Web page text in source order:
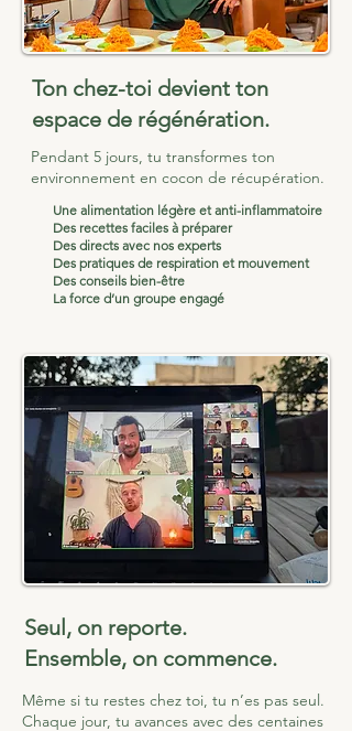
Ton chez-toi devient ton
espace de régénération.
Pendant 5 jours, tu transformes ton
environnement en cocon de récupération.
Une alimentation légère et anti-inflammatoire
Des recettes faciles à préparer
Des directs avec nos experts
Des pratiques de respiration et mouvement
Des conseils bien-être
La force d’un groupe engagé
Seul, on reporte.
Ensemble, on commence.
Même si tu restes chez toi, tu n’es pas seul.
Chaque jour, tu avances avec des centaines